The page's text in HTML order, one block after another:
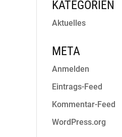
KATEGORIEN
Aktuelles
META
Anmelden
Eintrags-Feed
Kommentar-Feed
WordPress.org